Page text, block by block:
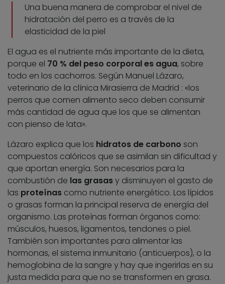
Una buena manera de comprobar el nivel de
hidratación del perro es a través de la
elasticidad de la piel
El agua es el nutriente más importante de la dieta,
porque el 70 % del peso corporal es agua, sobre
todo en los cachorros. Según Manuel Lázaro,
veterinario de la clínica Mirasierra de Madrid : «los
perros que comen alimento seco deben consumir
más cantidad de agua que los que se alimentan
con pienso de lata».
Lázaro explica que los hidratos de carbono son
compuestos calóricos que se asimilan sin dificultad y
que aportan energía. Son necesarios para la
combustión de las grasasy disminuyen el gasto de
las proteínas como nutriente energético. Los lípidos
o grasas forman la principal reserva de energía del
organismo. Las proteínas forman órganos como:
músculos, huesos, ligamentos, tendones o piel.
También son importantes para alimentar las
hormonas, el sistema inmunitario (anticuerpos), o la
hemoglobina de la sangre y hay que ingerirlas en su
justa medida para que no se transformen en grasa.